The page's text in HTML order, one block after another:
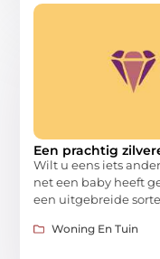
Een prachtig
Wilt u eens iets
net een baby heeft
een uitgebreide
Woning En Tuin